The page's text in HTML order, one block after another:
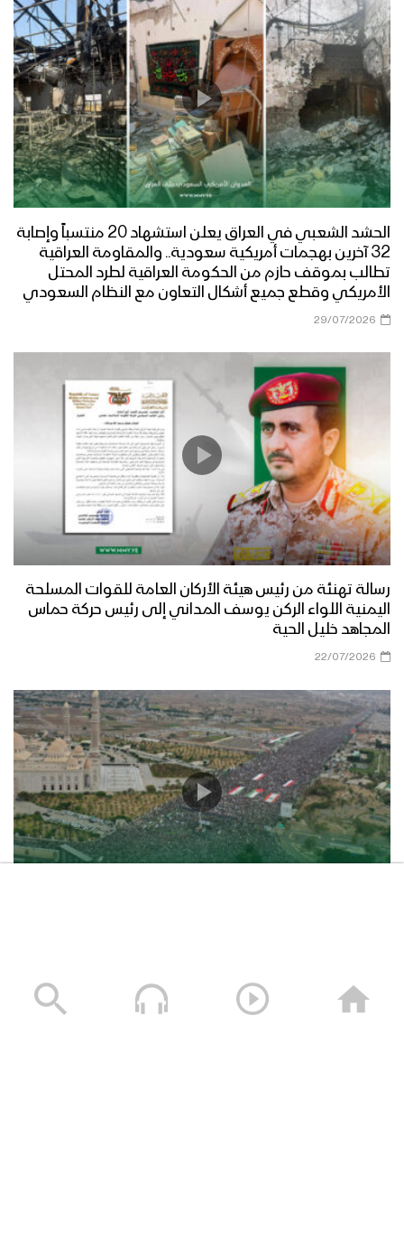
الحشد الشعبي في العراق يعلن استشهاد 20 منتسباً وإصابة
32 آخرين بهجمات أمريكية سعودية.. والمقاومة العراقية
تطالب بموقف حازم من الحكومة العراقية لطرد المحتل
الأمريكي وقطع جميع أشكال التعاون مع النظام السعودي
29/07/2026
رسالة تهنئة من رئيس هيئة الأركان العامة للقوات المسلحة
اليمنية اللواء الركن يوسف المداني إلى رئيس حركة حماس
المجاهد خليل الحية
22/07/2026
17/07/2026